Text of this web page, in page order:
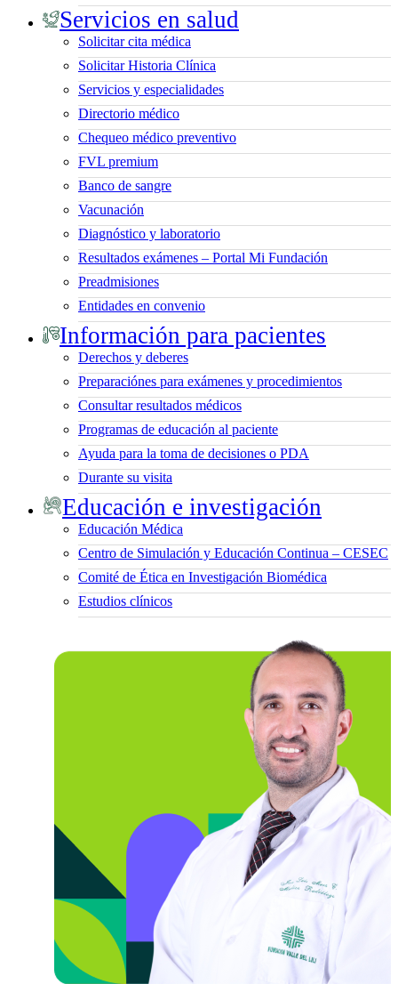
Servicios en salud
Solicitar cita médica
Solicitar Historia Clínica
Servicios y especialidades
Directorio médico
Chequeo médico preventivo
FVL premium
Banco de sangre
Vacunación
Diagnóstico y laboratorio
Resultados exámenes – Portal Mi Fundación
Preadmisiones
Entidades en convenio
Información para pacientes
Derechos y deberes
Preparaciónes para exámenes y procedimientos
Consultar resultados médicos
Programas de educación al paciente
Ayuda para la toma de decisiones o PDA
Durante su visita
Educación e investigación
Educación Médica
Centro de Simulación y Educación Continua – CESEC
Comité de Ética en Investigación Biomédica
Estudios clínicos